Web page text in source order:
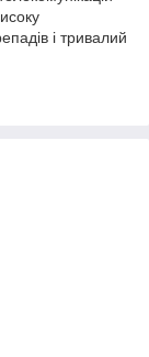
і тривалий